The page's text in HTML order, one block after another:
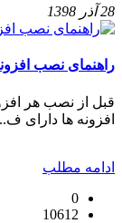
28 آذر 1398
راهنمای نصب
قبل از نصب هر
افزونه ها دارای ف..
ادامه مطلب
0
10612